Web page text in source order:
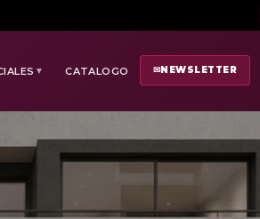
▼ CATALOGO ✉NEWSLETTER